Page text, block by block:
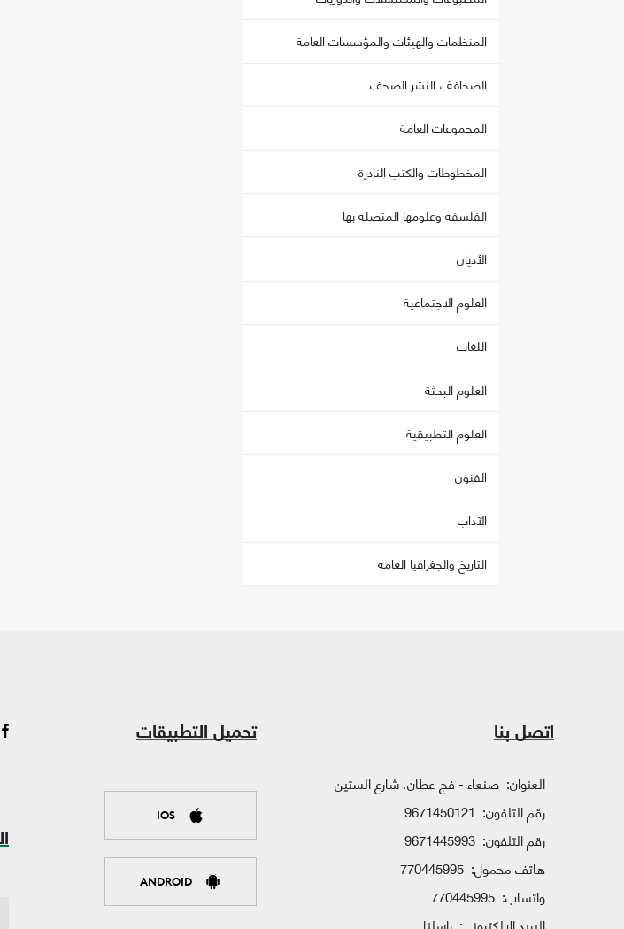
المنظمات والهيئات والمؤسسات العامة
الصحافة ، النشر الصحف
المجموعات العامة
المخطوطات والكتب النادرة
الفلسفة وعلومها المتصلة بها
الأديان
العلوم الاجتماعية
اللغات
العلوم البحثة
العلوم التطبيقية
الفنون
الآداب
التاريخ والجغرافيا العامة
اتصل بنا
العنوان: صنعاء - فج عطان، شارع الستين
رقم التلفون: 9671450121
رقم التلفون: 9671445993
هاتف محمول: 770445995
واتساب: 770445995
تحميل التطبيقات
IOS
ANDROID